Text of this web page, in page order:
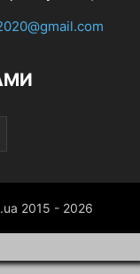
2015 - 2026